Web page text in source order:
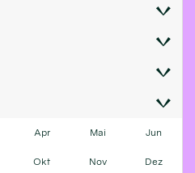
Apr Mai Jun
Okt Nov Dez